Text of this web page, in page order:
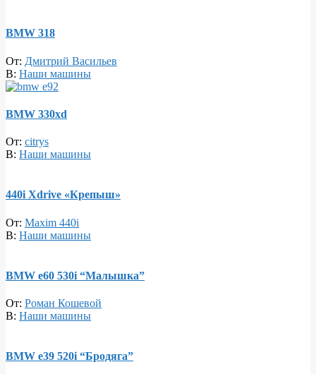
BMW 318
От: Дмитрий Васильев
В: Наши машины
BMW 330xd
От: citrys
В: Наши машины
440i Xdrive «Крепыш»
От: Maxim 440i
В: Наши машины
BMW e60 530i “Малышка”
От: Роман Кошевой
В: Наши машины
BMW e39 520i “Бродяга”